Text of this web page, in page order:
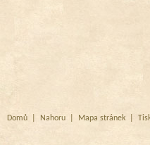
Domů Nahoru Mapa stránek